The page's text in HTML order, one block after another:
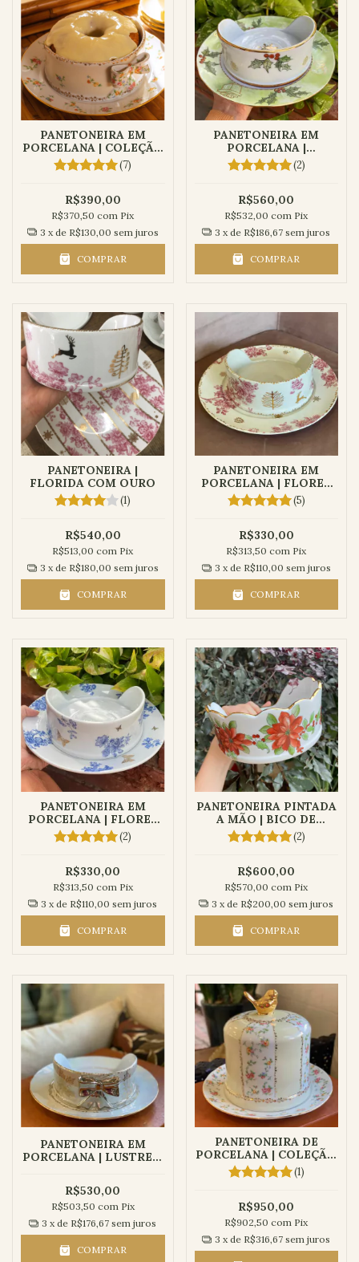
PANETONEIRA EM
PORCELANA | COLEÇÃO
AURORA(7)
R$390,00
R$370,50com Pix
3 x de R$130,00 sem juros
COMPRAR
PANETONEIRA EM
PORCELANA |
AZEVINHO(2)
R$560,00
R$532,00com Pix
3 x de R$186,67 sem juros
COMPRAR
PANETONEIRA |
FLORIDA COM OURO
(1)
R$540,00
R$513,00com Pix
3 x de R$180,00 sem juros
COMPRAR
PANETONEIRA EM
PORCELANA | FLORES
VERMELHAS
(5)
R$330,00
R$313,50com Pix
3 x de R$110,00 sem juros
COMPRAR
PANETONEIRA EM
PORCELANA | FLORES
AZUIS
(2)
R$330,00
R$313,50 com Pix
3 x de R$110,00 sem juros
COMPRAR
PANETONEIRA PINTADA
A MÃO | BICO DE
PAPAGAIO(2)
R$600,00
R$570,00com Pix
3 x de R$200,00 sem juros
COMPRAR
PANETONEIRA EM
PORCELANA | LUSTRE E
R$530,00
R$503,50 com Pix
3 x de R$176,67 sem juros
COMPRAR
PANETONEIRA DE
PORCELANA | COLEÇÃO
AURORA (1)
R$950,00
R$902,50com Pix
3 x de R$316,67 sem juros